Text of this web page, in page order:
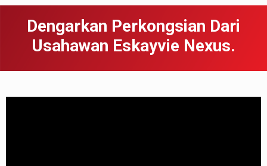
Dengarkan Perkongsian Dari
Usahawan Eskayvie Nexus.